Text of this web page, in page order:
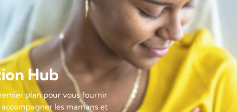
Hub
plan pour vous fournir
les mamans et